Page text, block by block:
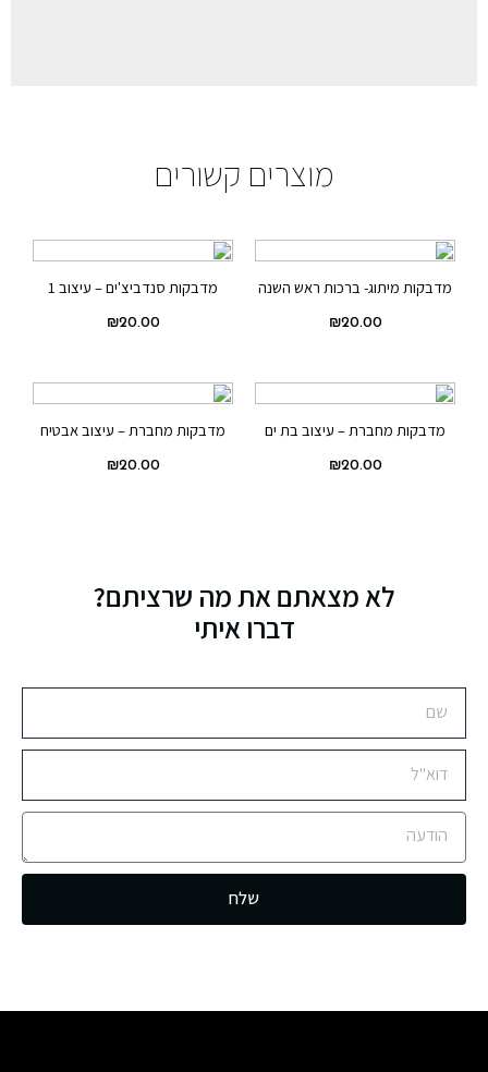
מוצרים קשורים
מדבקות מיתוג- ברכות ראש השנה
₪20.00
מדבקות סנדביצ'ים – עיצוב 1
₪20.00
מדבקות מחברת – עיצוב בת ים
₪20.00
מדבקות מחברת – עיצוב אבטיח
₪20.00
לא מצאתם את מה שרציתם?
דברו איתי
שלח